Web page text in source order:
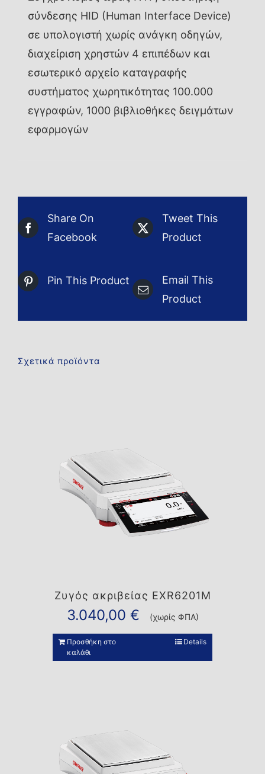
σύνδεσης HID (Human Interface Device)
σε υπολογιστή χωρίς ανάγκη οδηγών,
διαχείριση χρηστών 4 επιπέδων και
εσωτερικό αρχείο καταγραφής
συστήματος χωρητικότητας 100.000
εγγραφών, 1000 βιβλιοθήκες δειγμάτων
εφαρμογών
Share On
Facebook
Tweet This
Product
Pin This Product
Email This
Product
Σχετικά προϊόντα
Ζυγός ακριβείας EXR6201M
3.040,00 € (χωρίς ΦΠΑ)
Προσθήκη στο
καλάθι
Details